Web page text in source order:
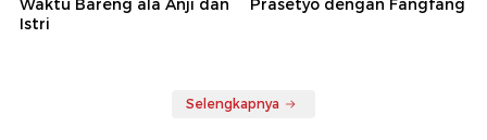
Istri
Selengkapnya